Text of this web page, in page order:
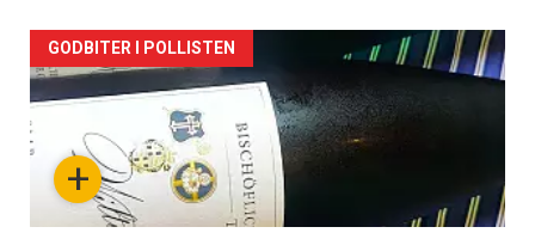
Forsiden
akkurat
nå+
GODBITER I POLLISTEN